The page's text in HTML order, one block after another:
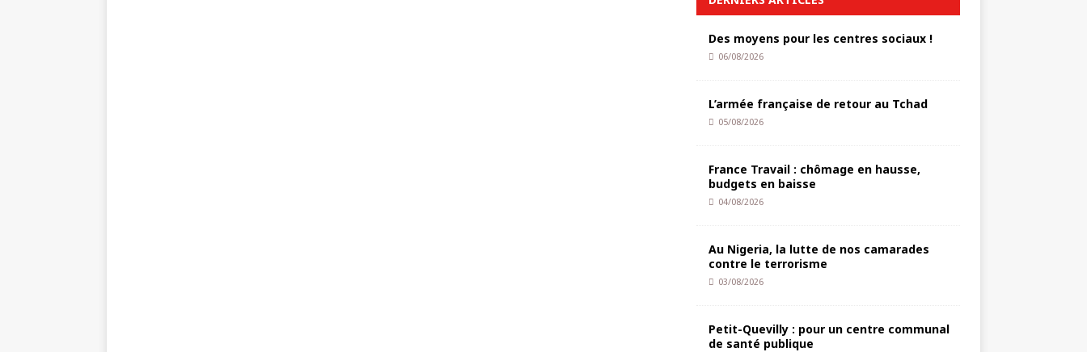
Des moyens pour les centres sociaux !
06/08/2026
L’armée française de retour au Tchad
05/08/2026
France Travail : chômage en hausse,
budgets en baisse
04/08/2026
Au Nigeria, la lutte de nos camarades
contre le terrorisme
03/08/2026
Petit-Quevilly : pour un centre communal
de santé publique